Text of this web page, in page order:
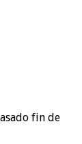
fin de